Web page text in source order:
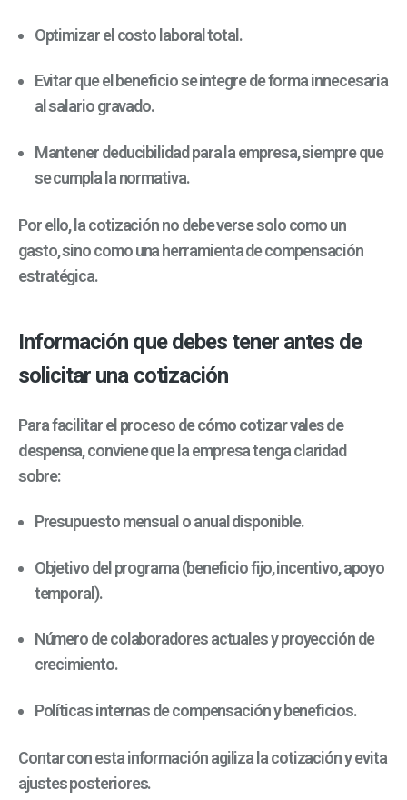
Optimizar el costo laboral total.
Evitar que el beneficio se integre de forma innecesaria
al salario gravado.
Mantener deducibilidad para la empresa, siempre que
se cumpla la normativa.
Por ello, la cotización no debe verse solo como un
gasto, sino como una herramienta de compensación
estratégica.
Información que debes tener antes de
solicitar una cotización
Para facilitar el proceso decómo cotizar vales de
despensa, conviene que la empresa tenga claridad
sobre:
Presupuesto mensual o anual disponible.
Objetivo del programa (beneficio fijo, incentivo, apoyo
temporal).
Número de colaboradores actuales y proyección de
crecimiento.
Políticas internas de compensación y beneficios.
Contar con esta información agiliza la cotización y evita
ajustes posteriores.